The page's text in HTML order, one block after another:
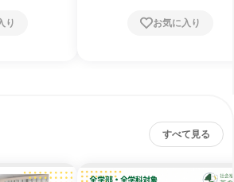
り お気に入り
すべて見る